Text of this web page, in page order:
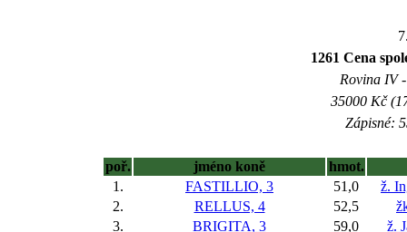
1261 Cena
Rovina IV
35000 Kč
Zápisné:
poř. jméno koně
hmot.
1.
FASTILLIO, 3 51,0
ž.
2.
RELLUS, 4 52,5
3.
BRIGITA, 3 59,0
ž.